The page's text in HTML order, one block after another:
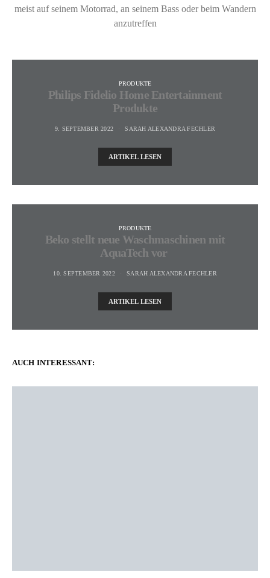
meist auf seinem Motorrad, an seinem Bass oder beim Wandern
anzutreffen
PRODUKTE
Philips Fidelio Home Entertainment
Produkte
9. SEPTEMBER 2022 SARAH ALEXANDRA FECHLER
ARTIKEL LESEN
PRODUKTE
Beko stellt neue Waschmaschinen mit
AquaTech vor
10. SEPTEMBER 2022 SARAH ALEXANDRA FECHLER
ARTIKEL LESEN
AUCH INTERESSANT: